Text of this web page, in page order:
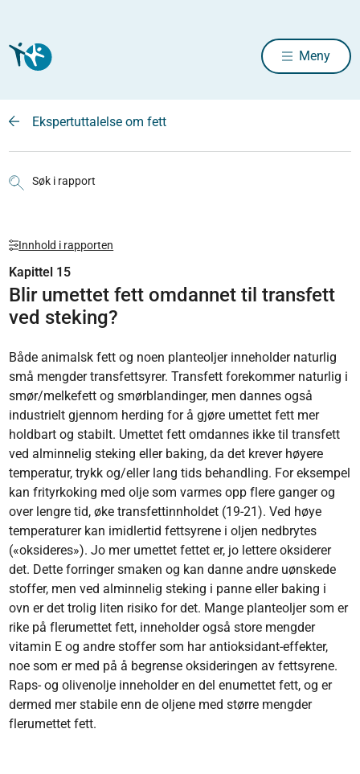
Meny
Ekspertuttalelse om fett
Søk i rapport
Innhold i rapporten
Kapittel 15
Blir umettet fett omdannet til transfett
ved steking?
Både animalsk fett og noen planteoljer inneholder naturlig
små mengder transfettsyrer. Transfett forekommer naturlig i
smør/melkefett og smørblandinger, men dannes også
industrielt gjennom herding for å gjøre umettet fett mer
holdbart og stabilt. Umettet fett omdannes ikke til transfett
ved alminnelig steking eller baking, da det krever høyere
temperatur, trykk og/eller lang tids behandling. For eksempel
kan frityrkoking med olje som varmes opp flere ganger og
over lengre tid, øke transfettinnholdet (19-21). Ved høye
temperaturer kan imidlertid fettsyrene i oljen nedbrytes
(«oksideres»). Jo mer umettet fettet er, jo lettere oksiderer
det. Dette forringer smaken og kan danne andre uønskede
stoffer, men ved alminnelig steking i panne eller baking i
ovn er det trolig liten risiko for det. Mange planteoljer som er
rike på flerumettet fett, inneholder også store mengder
vitamin E og andre stoffer som har antioksidant-effekter,
noe som er med på å begrense oksideringen av fettsyrene.
Raps- og olivenolje inneholder en del enumettet fett, og er
dermed mer stabile enn de oljene med større mengder
flerumettet fett.